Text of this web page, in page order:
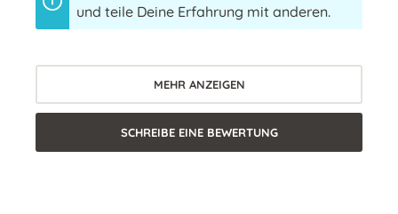
und teile Deine Erfahrung mit anderen.
MEHR ANZEIGEN
SCHREIBE EINE BEWERTUNG